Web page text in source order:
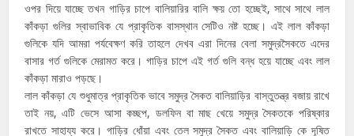
ওপর দিয়ে যাচ্ছে তখন গাড়ির চাপে বালিয়ারির বালি ক্ষয় তো হচ্ছেই, সাথে সাথে লাল
কাঁকড়া গুলির স্বাভাবিক যে প্রাকৃতিক বাসস্থান সেটিও নষ্ট হচ্ছে। এই লাল কাঁকড়া
গুলিকে যদি আমরা পর্যবেক্ষণ করি তাহলে দেখব এরা দিনের বেলা সমুদ্রসৈকতে এদের
বাসার গর্ত গুলিকে মেরামত করে। গাড়ির চাপে এই গর্ত গুলি বন্ধ হয়ে যাচ্ছে এবং লাল
কাঁকড়া মারাও পড়ছে।
লাল কাঁকড়া যে শুধুমাত্র প্রাকৃতিক ভাবে সমুদ্র সৈকত বালিয়াড়ির বাস্তুতন্ত্র বজায় রাখে
তাই নয়, এটি ভেসে আসা কচ্ছপ, ডলফিন বা মাছ খেয়ে সমুদ্র সৈকতকে পরিষ্কার
রাখতে সাহায্য করে। গাড়ির ধোঁয়া এবং তেল সমুদ্র সৈকত এবং বালিয়াড়ি কে দূষিত